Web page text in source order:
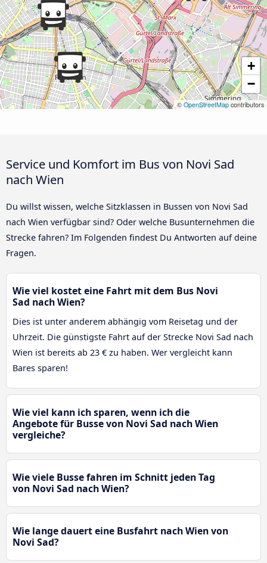
+
−
© OpenStreetMapcontributors
Service und Komfort im Bus von Novi Sad
nach Wien
Du willst wissen, welche Sitzklassen in Bussen von Novi Sad
nach Wien verfügbar sind? Oder welche Busunternehmen die
Strecke fahren? Im Folgenden findest Du Antworten auf deine
Fragen.
Wie viel kostet eine Fahrt mit dem Bus Novi
Sad nach Wien?
Dies ist unter anderem abhängig vom Reisetag und der
Uhrzeit. Die günstigste Fahrt auf der Strecke Novi Sad nach
Wien ist bereits ab 23 € zu haben. Wer vergleicht kann
Bares sparen!
Wie viel kann ich sparen, wenn ich die
Angebote für Busse von Novi Sad nach Wien
vergleiche?
Wie viele Busse fahren im Schnitt jeden Tag
von Novi Sad nach Wien?
Wie lange dauert eine Busfahrt nach Wien von
Novi Sad?